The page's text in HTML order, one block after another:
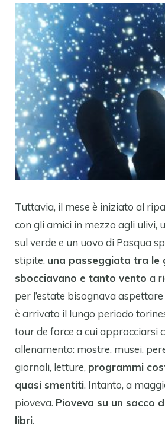
Tuttavia, il mese è iniziato al
con gli amici in mezzo agli ulivi,
sul verde e un uovo di Pasqua
stipite, una passeggiata tra le
sbocciavano e tanto vento a
per l’estate bisognava aspettare
è arrivato il lungo periodo
tour de force a cui approcciarsi
allenamento: mostre, musei,
giornali, letture, programmi
quasi smentiti. Intanto, a
pioveva. Pioveva su un sacco
libri.